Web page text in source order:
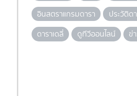
อินสตราแกรมดารา
ประวัติด
ดาราเดลี่
ดูทีวีออนไลน์ ข่